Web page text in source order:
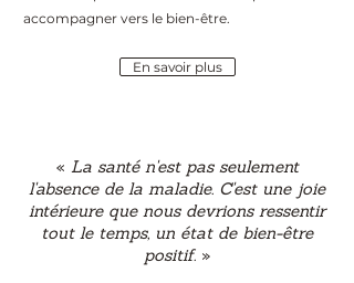
accompagner vers le bien-être.
En savoir plus
« La santé n'est pas seulement
l'absence de la maladie. C'est une joie
intérieure que nous devrions ressentir
tout le temps, un état de bien-être
positif. »